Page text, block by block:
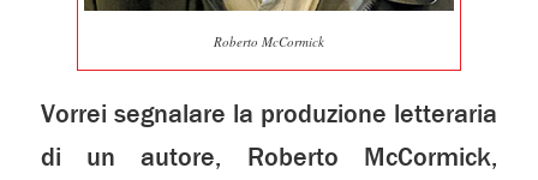
Roberto McCormick
Vorrei segnalare la produzione letteraria
di un autore, Roberto McCormick,